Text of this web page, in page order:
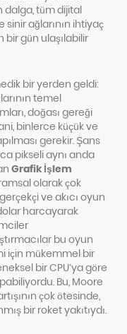
dalga, tüm dijital
ağlarının ihtiyaç
gün ulaşılabilir
bir yerden geldi:
temel
doğası gereği
binlerce küçük ve
gerekir. Şans
pikseli aynı anda
Grafik İşlem
olarak çok
ve akıcı oyun
harcayarak
bu oyun
için mükemmel bir
bir CPU’ya göre
Bu, Moore
çok ötesinde,
bir roket yakıtıydı.